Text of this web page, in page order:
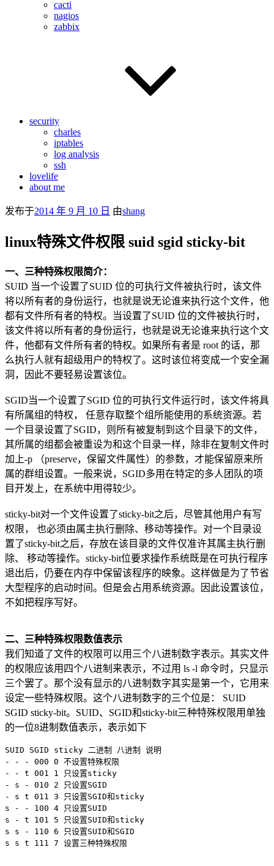
cacti
nagios
zabbix
security
charles
iptables
log analysis
ssh
lovelife
about me
发布于2014 年 9 月 10 日 由shang
linux特殊文件权限 suid sgid sticky-bit
一、三种特殊权限简介：
SUID 当一个设置了SUID 位的可执行文件被执行时，该文件
将以所有者的身份运行，也就是说无论谁来执行这个文件，他
都有文件所有者的特权。当设置了SUID 位的文件被执行时，
该文件将以所有者的身份运行，也就是说无论谁来执行这个文
件，他都有文件所有者的特权。如果所有者是 root 的话，那
么执行人就有超级用户的特权了。这时该位将变成一个安全漏
洞，因此不要轻易设置该位。
SGID当一个设置了SGID 位的可执行文件运行时，该文件将具
有所属组的特权， 任意存取整个组所能使用的系统资源。若
一个目录设置了SGID，则所有被复制到这个目录下的文件，
其所属的组都会被重设为和这个目录一样，除非在复制文件时
加上-p （preserve，保留文件属性）的参数，才能保留原来所
属的群组设置。一般来说，SGID多用在特定的多人团队的项
目开发上，在系统中用得较少。
sticky-bit对一个文件设置了sticky-bit之后，尽管其他用户有写
权限， 也必须由属主执行删除、移动等操作。对一个目录设
置了sticky-bit之后，存放在该目录的文件仅准许其属主执行删
除、 移动等操作。sticky-bit位要求操作系统既是在可执行程序
退出后，仍要在内存中保留该程序的映象。这样做是为了节省
大型程序的启动时间。但是会占用系统资源。因此设置该位，
不如把程序写好。
二、三种特殊权限数值表示
我们知道了文件的权限可以用三个八进制数字表示。其实文件
的权限应该用四个八进制来表示，不过用 ls -l 命令时，只显示
三个罢了。那个没有显示的八进制数字其实是第一个，它用来
设定一些特殊权限。这个八进制数字的三个位是： SUID
SGID sticky-bit。SUID、SGID和sticky-bit三种特殊权限用单独
的一位8进制数值表示，表示如下
SUID SGID sticky 二进制 八进制 说明
- - - 000 0 不设置特殊权限
- - t 001 1 只设置sticky
- s - 010 2 只设置SGID
- s t 011 3 只设置SGID和sticky
s - - 100 4 只设置SUID
s - t 101 5 只设置SUID和sticky
s s - 110 6 只设置SUID和SGID